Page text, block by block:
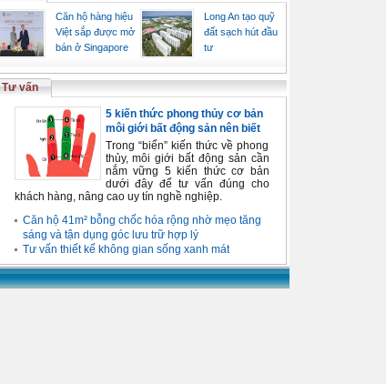
Căn hộ hàng hiệu
Việt sắp được mở
bán ở Singapore
Long An tạo quỹ
đất sạch hút đầu
tư
Tư vấn
5 kiến thức phong thủy cơ bản
môi giới bất động sản nên biết
Trong “biển” kiến thức về phong
thủy, môi giới bất động sản cần
nắm vững 5 kiến thức cơ bản
dưới đây để tư vấn đúng cho
khách hàng, nâng cao uy tín nghề nghiệp.
Căn hộ 41m² bỗng chốc hóa rộng nhờ mẹo tăng
sáng và tận dụng góc lưu trữ hợp lý
Tư vấn thiết kế không gian sống xanh mát